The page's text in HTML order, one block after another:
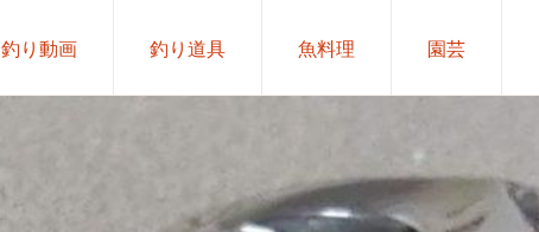
釣り動画 釣り道具 魚料理 園芸